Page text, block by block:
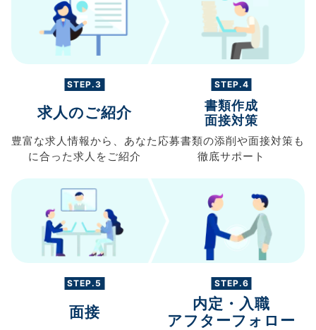
STEP.3
求人のご紹介
豊富な求人情報から、 あなた
に合った求人を ご紹介
STEP.4
書類作成
面接対策
応募書類の添削や面接対策も
徹底サポート
STEP.5
面接
STEP.6
内定・入職
アフターフォロー